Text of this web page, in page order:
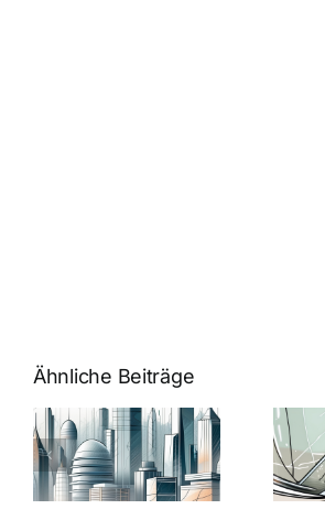
Ähnliche Beiträge
5 Gründe,
warum
Nanoversiegelung
auf Glas